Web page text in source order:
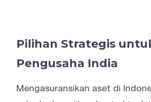
Pilihan Strategis
Pengusaha India
Mengasuransikan aset di